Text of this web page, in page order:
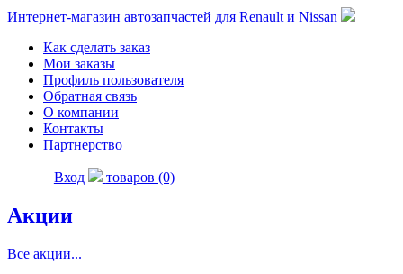
Интернет-магазин автозапчастей для Renault и Nissan
Как сделать заказ
Мои заказы
Профиль пользователя
Обратная связь
О компании
Контакты
Партнерство
Вход товаров (0)
Акции
Все акции...